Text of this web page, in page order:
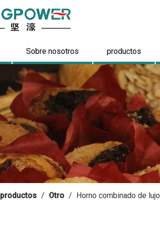
Sobre nosotros productos
productos / Otro / Horno combinado de lujo